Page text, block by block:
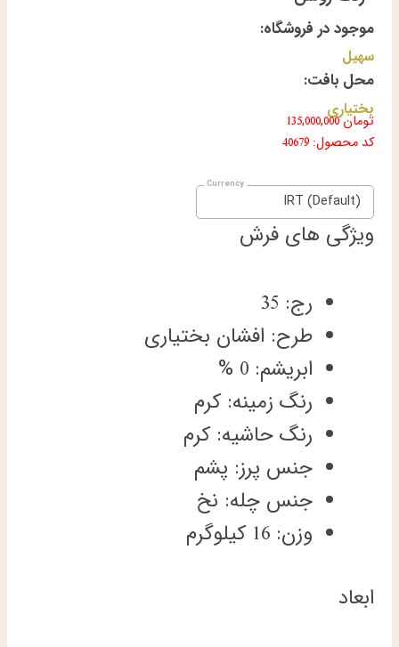
موجود در فروشگاه:
سهیل
محل بافت:
بختیاری
تومان135,000,000
کد محصول: 40679
IRT (Default)
ویژگی های فرش
رج: 35
طرح: افشان بختیاری
ابریشم: 0 %
رنگ زمینه: کرم
رنگ حاشیه: کرم
جنس پرز: پشم
جنس چله: نخ
وزن: 16 کیلوگرم
ابعاد